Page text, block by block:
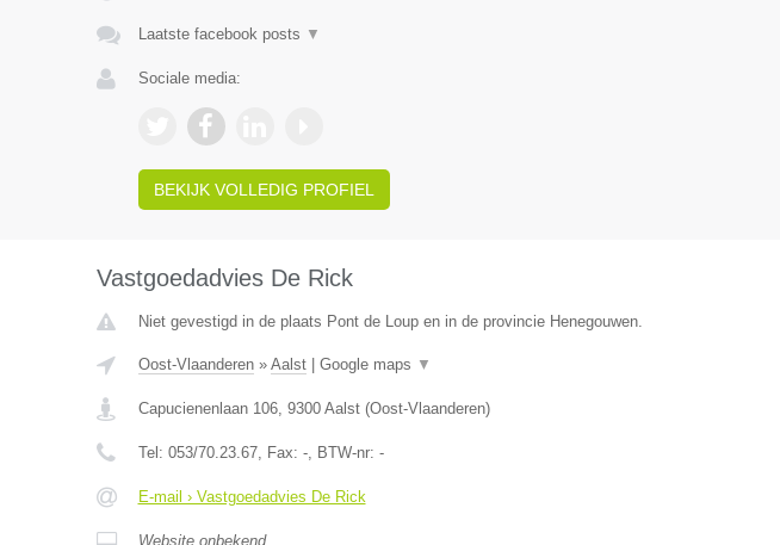
Laatste facebook posts ▼
Sociale media:
BEKIJK VOLLEDIG PROFIEL
Vastgoedadvies De Rick
Niet gevestigd in de plaats Pont de Loup en in de provincie Henegouwen.
Oost-Vlaanderen» Aalst| Google maps ▼
Capucienenlaan 106, 9300 Aalst(Oost-Vlaanderen)
Tel: 053/70.23.67, Fax: -, BTW-nr: -
E-mail › Vastgoedadvies De Rick
Website onbekend